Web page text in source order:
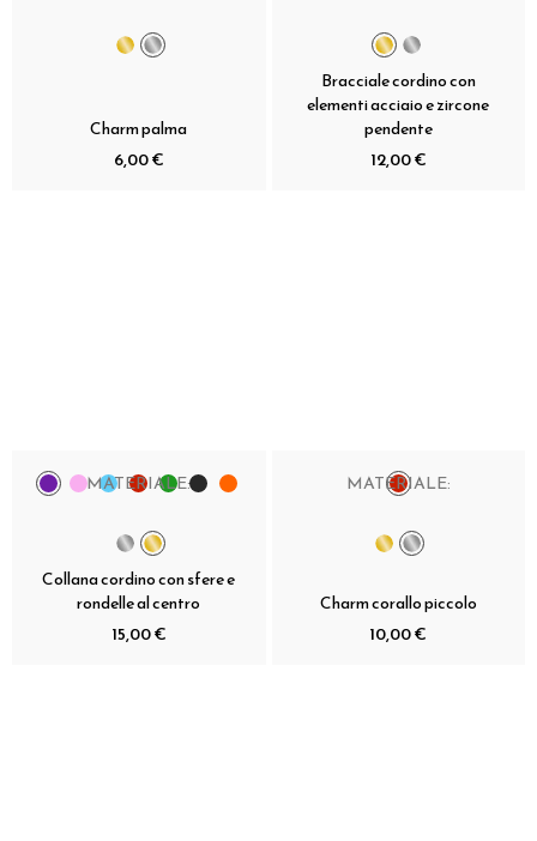
Charm palma
6,00 €
Bracciale cordino con
elementi acciaio e zircone
pendente
12,00 €
MATERIALE:
Collana cordino con sfere e
rondelle al centro
15,00 €
MATERIALE:
Charm corallo piccolo
10,00 €